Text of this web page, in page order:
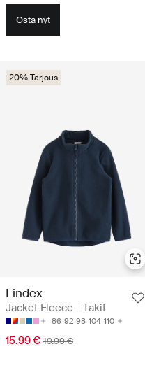
20% Tarjous
Lindex
Jacket Fleece - Takit
86 92 98 104 110
15.99 € 19.99 €
Osta nyt